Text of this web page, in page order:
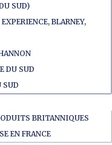
SUD)
BLARNEY,
DU SUD
SUD
BRITANNIQUES
EN FRANCE